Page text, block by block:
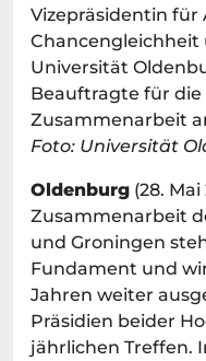
Vizepräsidentin für
Chancengleichheit
Universität
Beauftragte für
Zusammenarbeit
Foto: Universität
Oldenburg (28. Mai
Zusammenarbeit
und Groningen
Fundament und
Jahren weiter
Präsidien beider
jährlichen Treffen.